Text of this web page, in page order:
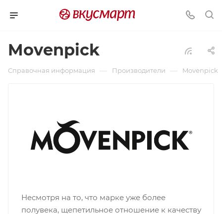
Movenpick
Справочная информация — Производители — Movenpick
Несмотря на то, что марке уже более
полувека, щепетильное отношение к качеству